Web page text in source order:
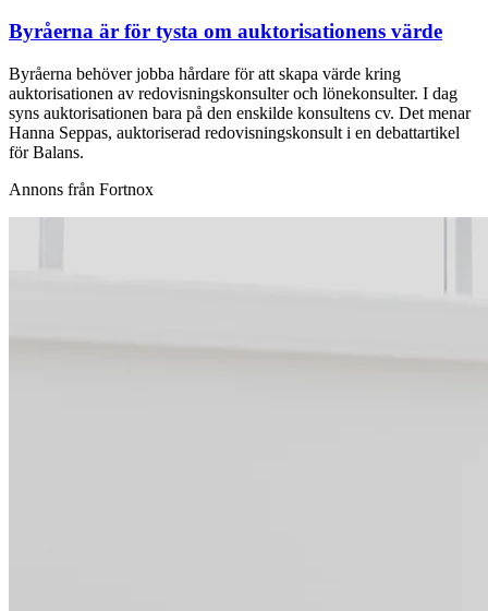
Byråerna är för tysta om auktorisationens värde
Byråerna behöver jobba hårdare för att skapa värde kring
auktorisationen av redovisningskonsulter och lönekonsulter. I dag
syns auktorisationen bara på den enskilde konsultens cv. Det menar
Hanna Seppas, auktoriserad redovisningskonsult i en debattartikel
för Balans.
Annons från Fortnox